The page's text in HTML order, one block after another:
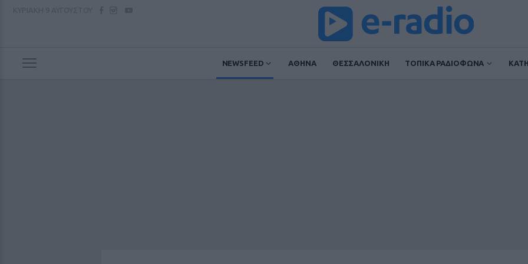
NEWSFEED ΑΘΗΝΑ ΘΕΣΣΑΛΟΝΙΚΗ ΤΟΠΙΚΑ ΡΑΔΙΟΦΩΝΑ